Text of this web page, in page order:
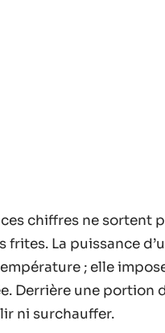
chiffres ne sortent
frites. La puissance
; elle
Derrière une portion
ni surchauffer.